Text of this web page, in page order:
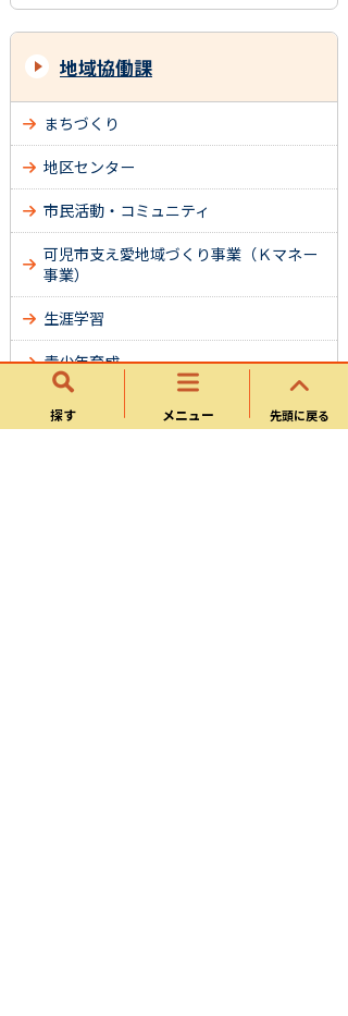
探す メニュー 先頭に戻る
地域協働課
まちづくり
地区センター
市民活動・コミュニティ
可児市支え愛地域づくり事業（Ｋマネー
事業）
生涯学習
青少年育成
成人式